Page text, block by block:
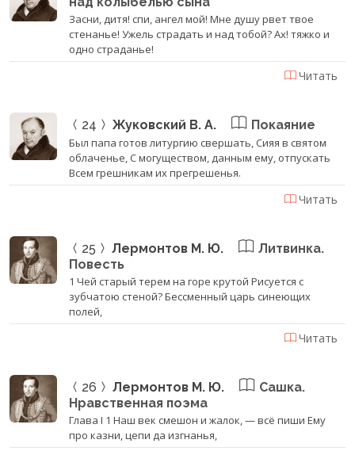
Засни, дитя! спи, ангел мой! Мне душу рвет твое
стенанье! Ужель страдать и над тобой? Ах! тяжко и
одно страданье!
Читать
24 Жуковский В. А. Покаяние
Был папа готов литургию свершать, Сияя в святом
облаченье, С могуществом, данным ему, отпускать
Всем грешникам их прегрешенья.
Читать
25 Лермонтов М. Ю.
Литвинка.
Повесть
1 Чей старый терем на горе крутой Рисуется с
зубчатою стеной? Бессменный царь синеющих
полей,
Читать
26 Лермонтов М. Ю.
Сашка.
Нравственная поэма
Глава I 1 Наш век смешон и жалок, — всё пиши Ему
про казни, цепи да изгнанья,